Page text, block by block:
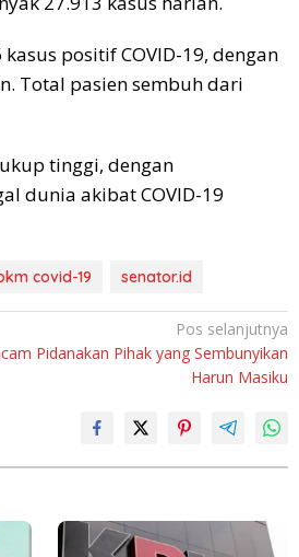
positif COVID-19, dengan
Total pasien sembuh dari
tinggi, dengan
dunia akibat COVID-19
covid-19 senator.id
Pos selanjutnya
Pidanakan Pihak yang Sembunyikan
Harun Masiku